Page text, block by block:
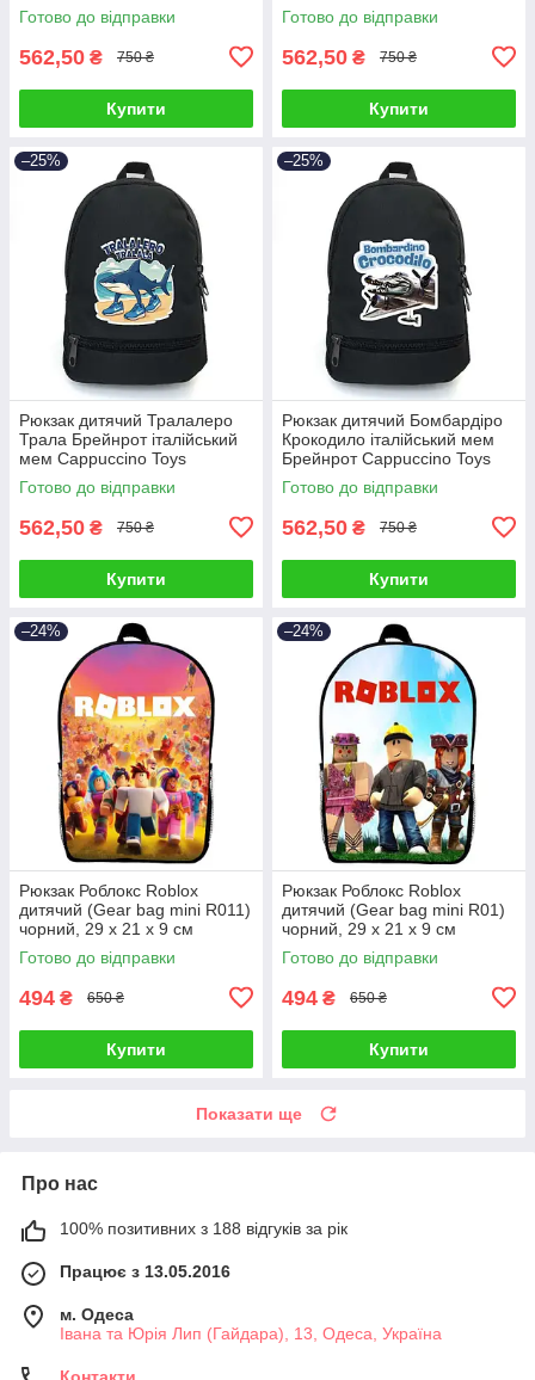
Готово до відправки
562,50 ₴ 750 ₴
Купити
Готово до відправки
562,50 ₴ 750 ₴
Купити
–25%
Рюкзак дитячий Тралалеро
Трала Брейнрот італійський
мем Cappuccino Toys
(brainrot mem Traalalero Trala
Готово до відправки
562,50 ₴ 750 ₴
Купити
–25%
Рюкзак дитячий Бомбардіро
Крокодило італійський мем
Брейнрот Cappuccino Toys
(brainrot mem Bombardiro
Готово до відправки
562,50 ₴ 750 ₴
Купити
–24%
Рюкзак Роблокс Roblox
дитячий (Gear bag mini R011)
чорний, 29 х 21 х 9 см
Готово до відправки
494 ₴ 650 ₴
Купити
–24%
Рюкзак Роблокс Roblox
дитячий (Gear bag mini R01)
чорний, 29 х 21 х 9 см
Готово до відправки
494 ₴ 650 ₴
Купити
Показати ще
Про нас
100% позитивних з 188 відгуків за рік
Працює з 13.05.2016
м. Одеса
Івана та Юрія Лип (Гайдара), 13, Одеса, Україна
Контакти